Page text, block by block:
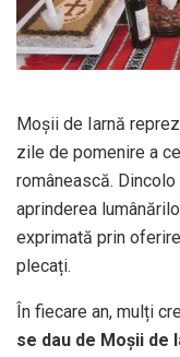
Moșii de Iarnă
zile de pomenire a
românească.
aprinderea
exprimată prin
plecați.
În fiecare an, mulți
se dau de Moșii